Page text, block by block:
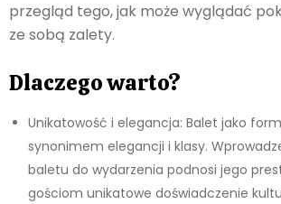
przegląd tego, jak może wyglądać
ze sobą zalety.
Dlaczego warto?
Unikatowość i elegancja: Balet jako
synonimem elegancji i klasy.
baletu do wydarzenia podnosi jego
gościom unikatowe doświadczenie